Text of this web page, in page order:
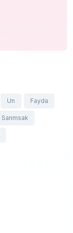
Un Fayda
Sarımsak